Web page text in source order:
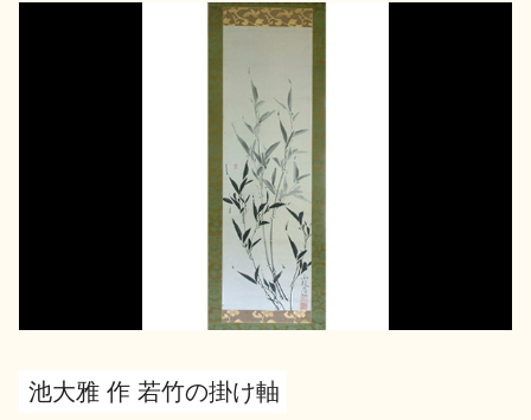
地酒・イベント情報
新商品・おすすめ商品
季節の商品 イベント情報
池大雅 作 若竹の掛け軸